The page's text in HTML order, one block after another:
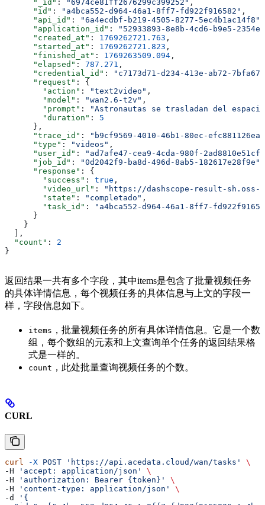
      "_id"
: "6974ce81ff2676299c399252" ,
      "id"
: "a4bca552-d964-46a1-8ff7-fd922f916582" ,
      "api_id"
: "6a4ecdbf-b219-4505-8277-5ec4b1ac14f8"
      "application_id"
:
"52933893-8e8b-4cd6-b9e5-
      "created_at"
: 1769262721.763 ,
      "started_at"
: 1769262721.823 ,
      "finished_at"
: 1769263509.094 ,
      "elapsed"
: 787.271 ,
      "credential_id"
:
"c7173d71-d234-413e-ab72-
      "request"
: {
        "action"
: "text2video" ,
        "model"
: "wan2.6-t2v" ,
        "prompt"
:
"Astronautas se trasladan del
        "duration"
: 5
      },
      "trace_id"
:
"b9cf9569-4010-46b1-80ec-
      "type"
: "videos" ,
      "user_id"
:
"ad7afe47-cea9-4cda-980f-2ad8810e51cf"
      "job_id"
: "0d2042f9-ba8d-496d-8ab5-182617e28f9e"
      "response"
: {
        "success"
: true ,
        "video_url"
:
"https://dashscope-result-sh.oss-
        "state"
: "completado" ,
        "task_id"
:
"a4bca552-d964-46a1-8ff7-
      }
    }
  ],
  "count"
: 2
}
返回结果一共有多个字段，其中items是包含了批量视频任务
的具体详情信息，每个视频任务的具体信息与上文的字段一
样，字段信息如下。
items ，批量视频任务的所有具体详情信息。它是一个数
组，每个数组的元素和上文查询单个任务的返回结果格
式是一样的。
count ，此处批量查询视频任务的个数。
CURL
curl -X POST 'https://api.acedata.cloud/wan/tasks'
\
-H
'accept: application/json'
\
-H
'authorization: Bearer {token}'
\
-H
'content-type: application/json'
\
-d
'{